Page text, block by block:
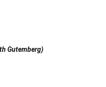
Gutemberg)